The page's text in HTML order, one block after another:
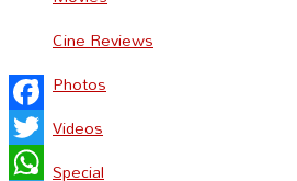
Cine Reviews
Photos
Videos
Special
Facebook
Twitter